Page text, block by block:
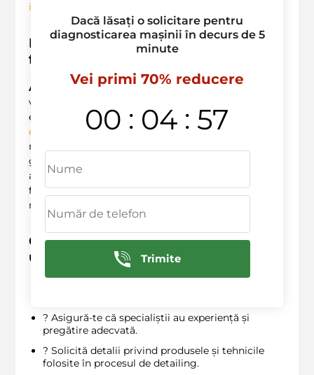
interior
Mitul5: Toți specialiștii în detailing
folosesc aceleași tehnici
Adevărul: Calitatea serviciilor de detailing poate
varia semnificativ de la un specialist la altul. Este
esențial să alegi un
service care utilizează
echipamente de ultimă generație
și care
reputație. De exemplu, pe
gamă completă de
adaptate fiecărui tip de
fiecare mașină primește îngrijirea specifică
necesară. ?
Ce trebuie să știi înainte de a alege
un
de detailing
? Asigură-te că specialiștii au experiență și
pregătire adecvată.
? Solicită detalii privind produsele și tehnicile
folosite în procesul de detailing.
Dacă lăsați o solicitare pentru
diagnosticarea mașinii în decurs de 5
minute
Vei primi 70% reducere
00 : 04 : 56
Trimite